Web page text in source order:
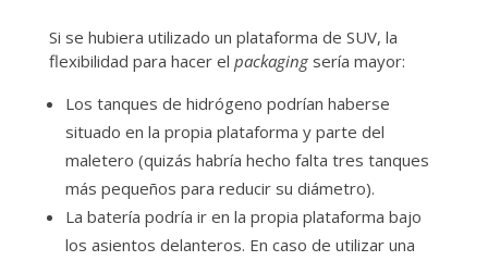
Si se hubiera utilizado un plataforma de SUV, la
flexibilidad para hacer el packaging sería mayor:
Los tanques de hidrógeno podrían haberse
situado en la propia plataforma y parte del
maletero (quizás habría hecho falta tres tanques
más pequeños para reducir su diámetro).
La batería podría ir en la propia plataforma bajo
los asientos delanteros. En caso de utilizar una